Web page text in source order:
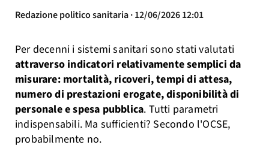
Redazione politico sanitaria · 12/06/2026 12:01
Per decenni i sistemi sanitari sono stati valutati
attraverso indicatori relativamente semplici da
misurare: mortalità, ricoveri, tempi di attesa,
numero di prestazioni erogate, disponibilità di
personale e spesa pubblica. Tutti parametri
indispensabili. Ma sufficienti? Secondo l'OCSE,
probabilmente no.